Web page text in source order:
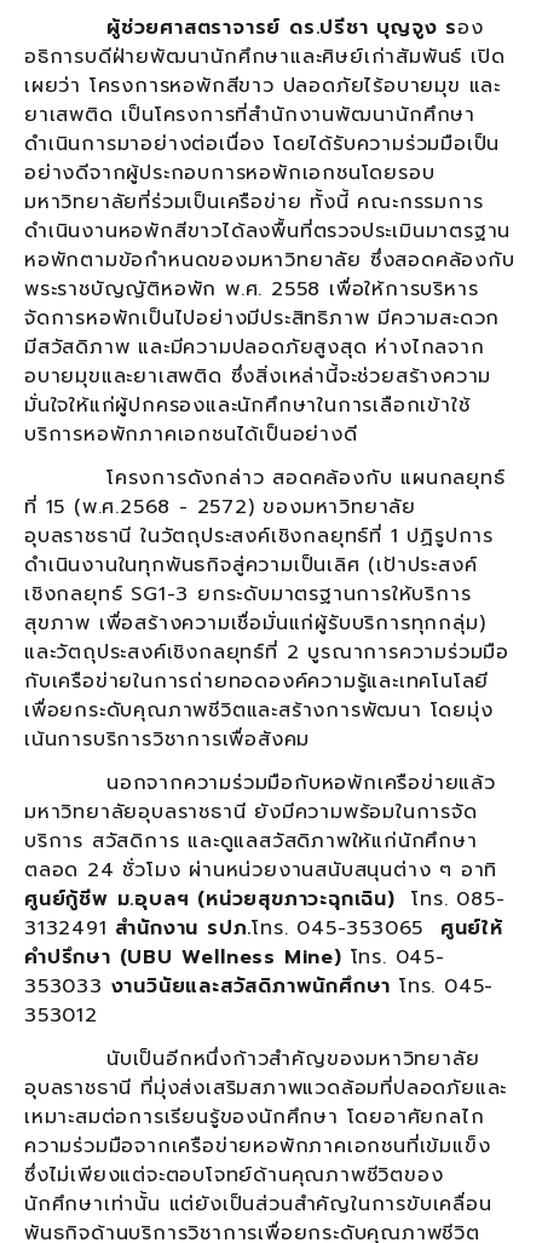
ผู้ช่วยศาสตราจารย์ ดร.ปรีชา บุญจูง รอง
อธิการบดีฝ่ายพัฒนานักศึกษาและศิษย์เก่าสัมพันธ์ เปิด
เผยว่า โครงการหอพักสีขาว ปลอดภัยไร้อบายมุข และ
ยาเสพติด เป็นโครงการที่สำนักงานพัฒนานักศึกษา
ดำเนินการมาอย่างต่อเนื่อง โดยได้รับความร่วมมือเป็น
อย่างดีจากผู้ประกอบการหอพักเอกชนโดยรอบ
มหาวิทยาลัยที่ร่วมเป็นเครือข่าย ทั้งนี้ คณะกรรมการ
ดำเนินงานหอพักสีขาวได้ลงพื้นที่ตรวจประเมินมาตรฐาน
หอพักตามข้อกำหนดของมหาวิทยาลัย ซึ่งสอดคล้องกับ
พระราชบัญญัติหอพัก พ.ศ. 2558 เพื่อให้การบริหาร
จัดการหอพักเป็นไปอย่างมีประสิทธิภาพ มีความสะดวก
มีสวัสดิภาพ และมีความปลอดภัยสูงสุด ห่างไกลจาก
อบายมุขและยาเสพติด ซึ่งสิ่งเหล่านี้จะช่วยสร้างความ
มั่นใจให้แก่ผู้ปกครองและนักศึกษาในการเลือกเข้าใช้
บริการหอพักภาคเอกชนได้เป็นอย่างดี
โครงการดังกล่าว สอดคล้องกับ แผนกลยุทธ์
ที่ 15 (พ.ศ.2568 - 2572) ของมหาวิทยาลัย
อุบลราชธานี ในวัตถุประสงค์เชิงกลยุทธ์ที่ 1 ปฏิรูปการ
ดำเนินงานในทุกพันธกิจสู่ความเป็นเลิศ (เป้าประสงค์
เชิงกลยุทธ์ SG1-3 ยกระดับมาตรฐานการให้บริการ
สุขภาพ เพื่อสร้างความเชื่อมั่นแก่ผู้รับบริการทุกกลุ่ม)
และวัตถุประสงค์เชิงกลยุทธ์ที่ 2 บูรณาการความร่วมมือ
กับเครือข่ายในการถ่ายทอดองค์ความรู้และเทคโนโลยี
เพื่อยกระดับคุณภาพชีวิตและสร้างการพัฒนา โดยมุ่ง
เน้นการบริการวิชาการเพื่อสังคม
นอกจากความร่วมมือกับหอพักเครือข่ายแล้ว
มหาวิทยาลัยอุบลราชธานี ยังมีความพร้อมในการจัด
บริการ สวัสดิการ และดูแลสวัสดิภาพให้แก่นักศึกษา
ตลอด 24 ชั่วโมง ผ่านหน่วยงานสนับสนุนต่าง ๆ อาทิ
ศูนย์กู้ชีพ ม.อุบลฯ (หน่วยสุขภาวะฉุกเฉิน) โทร. 085-
3132491 สำนักงาน รปภ.โทร. 045-353065 ศูนย์ให้
คำปรึกษา (UBU Wellness Mine) โทร. 045-
353033 งานวินัยและสวัสดิภาพนักศึกษาโทร. 045-
353012
นับเป็นอีกหนึ่งก้าวสำคัญของมหาวิทยาลัย
อุบลราชธานี ที่มุ่งส่งเสริมสภาพแวดล้อมที่ปลอดภัยและ
เหมาะสมต่อการเรียนรู้ของนักศึกษา โดยอาศัยกลไก
ความร่วมมือจากเครือข่ายหอพักภาคเอกชนที่เข้มแข็ง
ซึ่งไม่เพียงแต่จะตอบโจทย์ด้านคุณภาพชีวิตของ
นักศึกษาเท่านั้น แต่ยังเป็นส่วนสำคัญในการขับเคลื่อน
พันธกิจด้านบริการวิชาการเพื่อยกระดับคุณภาพชีวิต